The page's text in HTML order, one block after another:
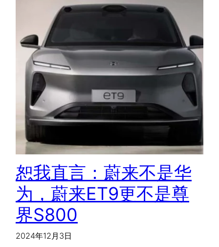
恕我直言：蔚来不是华
为，蔚来ET9更不是尊
界S800
2024年12月3日